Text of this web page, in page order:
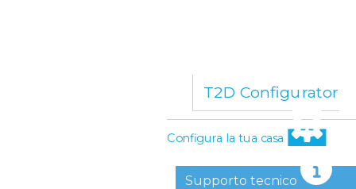
Supporto tecnico
T2D Configurator
Configura la tua casa